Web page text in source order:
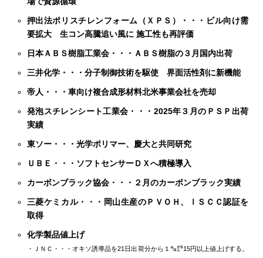
大化を図る。30年度に石油化学関連のベーシック＆グリー
ンマテリアルズ（Ｂ＆ＧＭ）のコア営業利益３６０億円
（24年度見込みは損失１００億円）にする目標を掲げるな
押出法ポリスチレンフォーム（ＸＰＳ）・・・ビル向け需
要拡大 生コン高騰追い風に 施工性も再評価
日本ＡＢＳ樹脂工業会・・・ＡＢＳ樹脂の３月国内出荷
三井化学・・・分子制御技術を駆使 界面活性剤に新機能
帝人・・・車向け複合成形材料北米事業会社を売却
発泡スチレンシート工業会・・・2025年３月のＰＳＰ出荷
実績
東ソー・・・光学ポリマー、慶大と共同研究
ＵＢＥ・・・ソフトセンサーＤＸへ積極導入
カーボンブラック協会・・・２月のカーボンブラック実績
三菱ケミカル・・・岡山生産のＰＶＯＨ、ＩＳＣＣ認証を
取得
化学製品値上げ
・ＪＮＣ・・・オキソ誘導品を21日出荷分から１㌔㌘15円以上値上げする。